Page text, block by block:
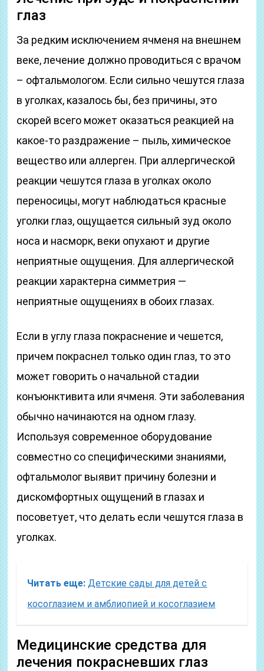
глаз
За редким исключением ячменя на внешнем
веке, лечение должно проводиться с врачом
– офтальмологом. Если сильно чешутся глаза
в уголках, казалось бы, без причины, это
скорей всего может оказаться реакцией на
какое-то раздражение – пыль, химическое
вещество или аллерген. При аллергической
реакции чешутся глаза в уголках около
переносицы, могут наблюдаться красные
уголки глаз, ощущается сильный зуд около
носа и насморк, веки опухают и другие
неприятные ощущения. Для аллергической
реакции характерна симметрия —
неприятные ощущениях в обоих глазах.
Если в углу глаза покраснение и чешется,
причем покраснел только один глаз, то это
может говорить о начальной стадии
конъюнктивита или ячменя. Эти заболевания
обычно начинаются на одном глазу.
Используя современное оборудование
совместно со специфическими знаниями,
офтальмолог выявит причину болезни и
дискомфортных ощущений в глазах и
посоветует, что делать если чешутся глаза в
уголках.
Читать еще: Детские сады для детей с
косоглазием и амблиопией и косоглазием
Медицинские средства для
лечения покрасневших глаз